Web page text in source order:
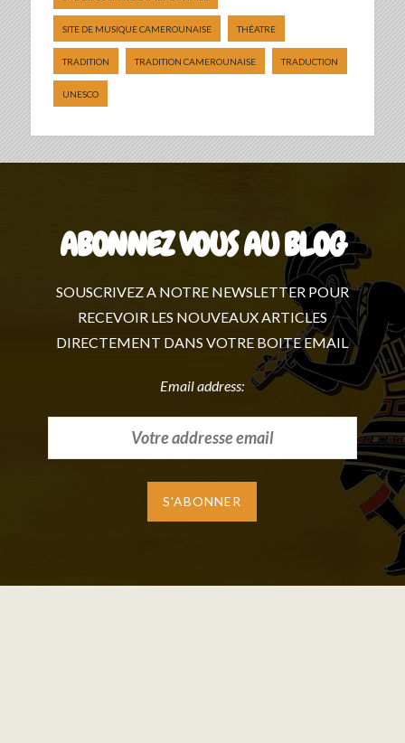
SITE DE MUSIQUE CAMEROUNAISE THÉATRE
TRADITION TRADITION CAMEROUNAISE TRADUCTION
UNESCO
ABONNEZ VOUS AU BLOG
SOUSCRIVEZ A NOTRE NEWSLETTER POUR
RECEVOIR LES NOUVEAUX ARTICLES
DIRECTEMENT DANS VOTRE BOITE EMAIL
Email address: